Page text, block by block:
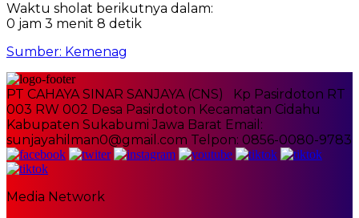
Waktu sholat berikutnya dalam:
0 jam 3 menit 8 detik
Sumber: Kemenag
PT CAHAYA SINAR SANJAYA (CNS) Kp Pasirdoton RT
003 RW 002 Desa Pasirdoton Kecamatan Cidahu
Kabupaten Sukabumi Jawa Barat Email:
sunjayahilman0@gmail.com Telpon: 0856-0080-9783
Media Network